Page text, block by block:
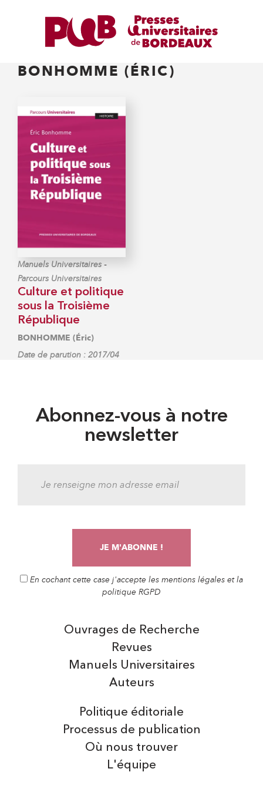
BONHOMME (ÉRIC)
Manuels Universitaires -
Parcours Universitaires
Culture et politique
sous la Troisième
République
BONHOMME (Éric)
Date de parution : 2017/04
Abonnez-vous à notre
newsletter
En cochant cette case j'accepte les mentions légales et la
politique RGPD
Auteurs
Manuels Universitaires
Ouvrages de Recherche
Revues
Politique éditoriale
Processus de publication
Où nous trouver
L'équipe